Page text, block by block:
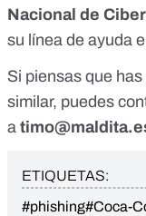
Nacional de
su línea de ayuda
Si piensas que
similar, puedes
a
ETIQUETAS:
#phishing#Coca-